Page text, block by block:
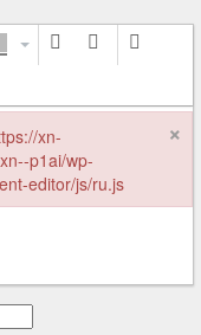
xn-
p1ai/wp-
editor/js/ru.js
×